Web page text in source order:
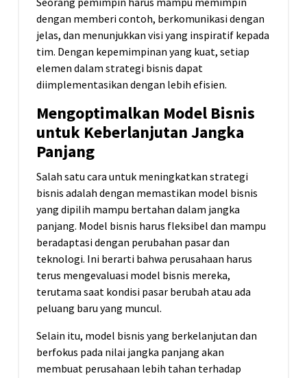
dengan memberi contoh, berkomunikasi dengan
jelas, dan menunjukkan visi yang inspiratif kepada
tim. Dengan kepemimpinan yang kuat, setiap
elemen dalam strategi bisnis dapat
diimplementasikan dengan lebih efisien.
Mengoptimalkan Model Bisnis
untuk Keberlanjutan Jangka
Panjang
Salah satu cara untuk meningkatkan strategi
bisnis adalah dengan memastikan model bisnis
yang dipilih mampu bertahan dalam jangka
panjang. Model bisnis harus fleksibel dan mampu
beradaptasi dengan perubahan pasar dan
teknologi. Ini berarti bahwa perusahaan harus
terus mengevaluasi model bisnis mereka,
terutama saat kondisi pasar berubah atau ada
peluang baru yang muncul.
Selain itu, model bisnis yang berkelanjutan dan
berfokus pada nilai jangka panjang akan
membuat perusahaan lebih tahan terhadap